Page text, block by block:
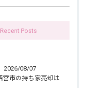
Recent Posts
2026/08/07